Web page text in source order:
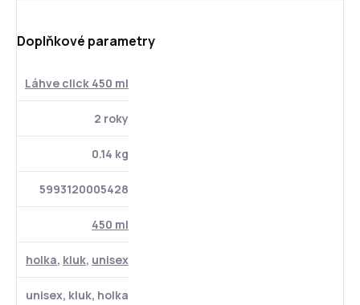
Doplňkové parametry
Láhve click 450 ml
2 roky
0.14 kg
5993120005428
450 ml
holka, kluk, unisex
unisex, kluk, holka